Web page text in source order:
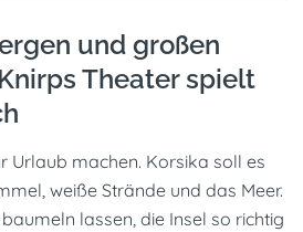
und großen
Theater spielt
Urlaub machen. Korsika soll es
weiße Strände und das Meer.
lassen, die Insel so richtig